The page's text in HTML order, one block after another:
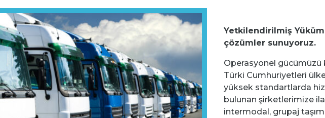
Yetkilendirilmiş
çözümler sunuyoruz.
Operasyonel gücümüzü
Türki Cumhuriyetleri
yüksek standartlarda
bulunan şirketlerimize
intermodal, grupaj